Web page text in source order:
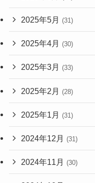
2025年5月 (31)
2025年4月 (30)
2025年3月 (33)
2025年2月 (28)
2025年1月 (31)
2024年12月 (31)
2024年11月 (30)